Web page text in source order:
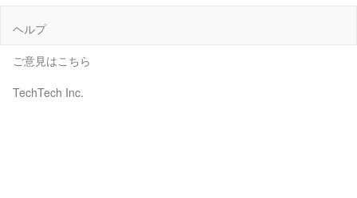
ヘルプ
ご意見はこちら
TechTech Inc.